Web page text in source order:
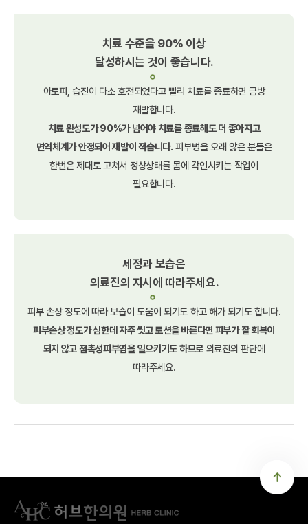
치료 수준을 90% 이상
달성하시는 것이 좋습니다.
아토피, 습진이 다소 호전되었다고빨리 치료를 종료하면 금방
재발합니다.
치료 완성도가 90%가 넘어야 치료를종료해도 더 좋아지고
면역체계가 안정되어재발이 적습니다. 피부병을 오래 앓은 분들은
한번은 제대로 고쳐서 정상상태를 몸에 각인시키는 작업이
필요합니다.
세정과 보습은
의료진의 지시에 따라주세요.
피부 손상 정도에 따라 보습이 도움이 되기도 하고 해가 되기도 합니다.
피부손상 정도가 심한데 자주 씻고 로션을바른다면 피부가 잘 회복이
되지 않고접촉성피부염을 일으키기도 하므로의료진의 판단에
따라주세요.